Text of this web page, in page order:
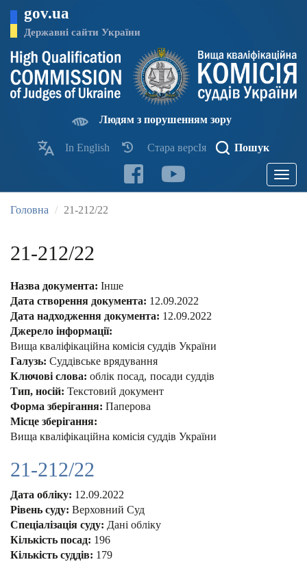
основного
матеріалу
gov.ua
Державні сайти України
Людям з порушенням зору
In English Стара версІя Пошук
Toggle
Головна 21-212/22
21-212/22
Назва документа: Інше
Дата створення документа: 12.09.2022
Дата надходження документа: 12.09.2022
Джерело інформації:
Вища кваліфікаційна комісія суддів України
Галузь: Суддівське врядування
Ключові слова: облік посад посади суддів
Тип, носій: Текстовий документ
Форма зберігання: Паперова
Місце зберігання:
Вища кваліфікаційна комісія суддів України
21-212/22
Дата обліку: 12.09.2022
Рівень суду: Верховний Суд
Спеціалізація суду: Дані обліку
Кількість посад: 196
Кількість суддів: 179